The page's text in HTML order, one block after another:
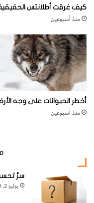
كيف غرقت أطلانتس
منذ أسبوعين
أخطر الحيوانات على وجه
منذ أسبوعين
سرُّ
يوليو 2, 2026